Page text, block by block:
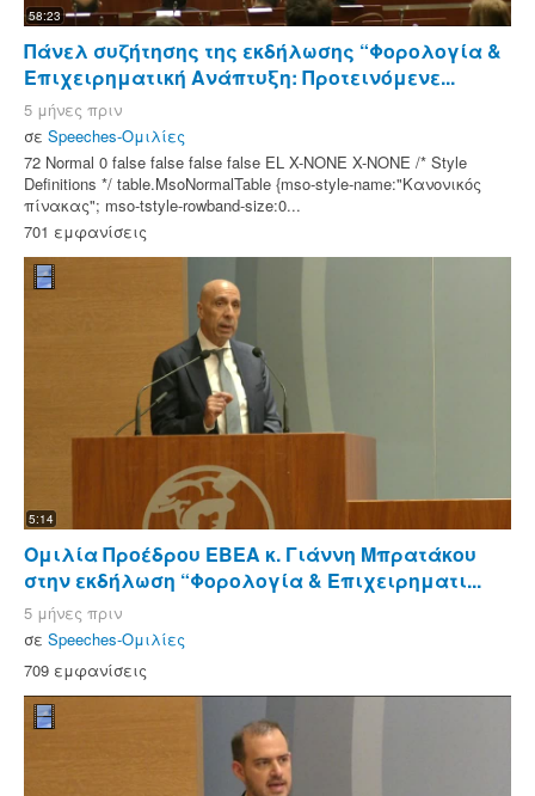
58:23
Πάνελ συζήτησης της εκδήλωσης “Φορολογία &
Επιχειρηματική Ανάπτυξη: Προτεινόμενε...
5 μήνες πριν
σε Speeches-Ομιλίες
72 Normal 0 false false false false EL X-NONE X-NONE /* Style
Definitions */ table.MsoNormalTable {mso-style-name:"Κανονικός
πίνακας"; mso-tstyle-rowband-size:0...
701 εμφανίσεις
5:14
Ομιλία Προέδρου ΕΒΕΑ κ. Γιάννη Μπρατάκου
στην εκδήλωση “Φορολογία & Επιχειρηματι...
5 μήνες πριν
σε Speeches-Ομιλίες
709 εμφανίσεις